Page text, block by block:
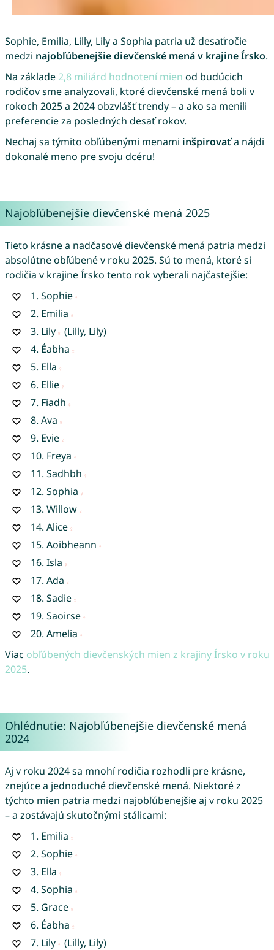
Sophie, Emilia, Lilly, Lily a Sophia patria už desaťročie
medzi najobľúbenejšie dievčenské mená v krajine Írsko.
Na základe2,8 miliárd hodnotení mien od budúcich
rodičov sme analyzovali, ktoré dievčenské mená boli v
rokoch 2025 a 2024 obzvlášť trendy – a ako sa menili
preferencie za posledných desať rokov.
Nechaj sa týmito obľúbenými menami inšpirovaťa nájdi
dokonalé meno pre svoju dcéru!
Najobľúbenejšie dievčenské mená 2025
Tieto krásne a nadčasové dievčenské mená patria medzi
absolútne obľúbené v roku 2025. Sú to mená, ktoré si
rodičia v krajine Írsko tento rok vyberali najčastejšie:
1. Sophie
2. Emilia
3. Lily
(Lilly, Lily)
4. Éabha
5. Ella
6. Ellie
7. Fiadh
8. Ava
9. Evie
10. Freya
11. Sadhbh
12. Sophia
13. Willow
14. Alice
15. Aoibheann
16. Isla
17. Ada
18. Sadie
19. Saoirse
20. Amelia
Viac obľúbených dievčenských mien z krajiny Írsko v roku
2025.
Ohlédnutie: Najobľúbenejšie dievčenské mená
2024
Aj v roku 2024 sa mnohí rodičia rozhodli pre krásne,
znejúce a jednoduché dievčenské mená. Niektoré z
týchto mien patria medzi najobľúbenejšie aj v roku 2025
– a zostávajú skutočnými stálicami:
1. Emilia
2. Sophie
3. Ella
4. Sophia
5. Grace
6. Éabha
7. Lily
(Lilly, Lily)